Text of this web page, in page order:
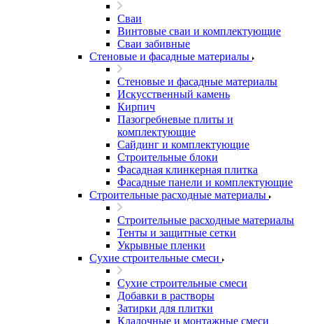
Сваи
Винтовые сваи и комплектующие
Сваи забивные
Стеновые и фасадные материалы
Стеновые и фасадные материалы
Искусственный камень
Кирпич
Пазогребневые плиты и
комплектующие
Сайдинг и комплектующие
Строительные блоки
Фасадная клинкерная плитка
Фасадные панели и комплектующие
Строительные расходные материалы
Строительные расходные материалы
Тенты и защитные сетки
Укрывные пленки
Сухие строительные смеси
Сухие строительные смеси
Добавки в растворы
Затирки для плитки
Кладочные и монтажные смеси